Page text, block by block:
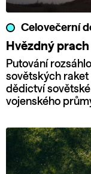
Celovečerní
Hvězdný prach
Putování
sovětských
dědictví
vojenského